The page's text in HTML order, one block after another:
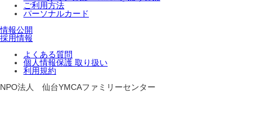
ご利用方法
パーソナルカード
情報公開
採用情報
よくある質問
個人情報保護 取り扱い
利用規約
NPO法人 仙台YMCAファミリーセンター